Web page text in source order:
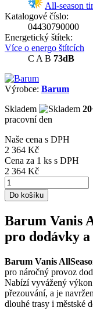
All-season
Katalogové číslo:
04430790000
Energetický štítek:
Více o energo štítcích
C A B 73dB
Výrobce: Barum
Skladem
pracovní den
Naše cena s DPH
2 364 Kč
Cena za 1 ks s DPH
2 364 Kč
Do košíku
Barum Vanis
pro dodávky
Barum Vanis
pro náročný provoz
Nabízí vyvážený výkon
přezouvání, a je
dlouhé trasy i městské